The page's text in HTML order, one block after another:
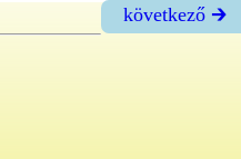
következő 🡲